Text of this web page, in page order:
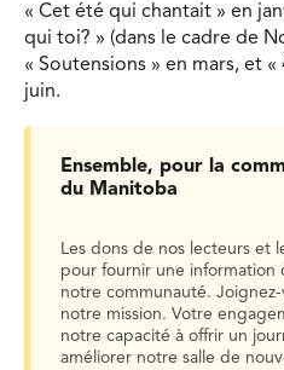
« Cet été qui chantait » en
qui toi? » (dans le cadre de
« Soutensions » en mars, et
juin.
Ensemble, pour la
du Manitoba
Les dons de nos lecteurs et
pour fournir une information
notre communauté.
notre mission. Votre
notre capacité à offrir un
améliorer notre salle de